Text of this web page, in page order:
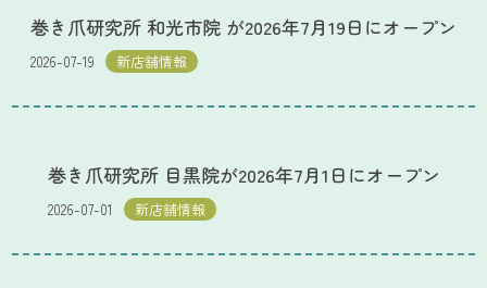
巻き爪研究所 和光市院 が2026年7月19日にオープン
2026-07-19 新店舗情報
巻き爪研究所 目黒院が2026年7月1日にオープン
2026-07-01 新店舗情報